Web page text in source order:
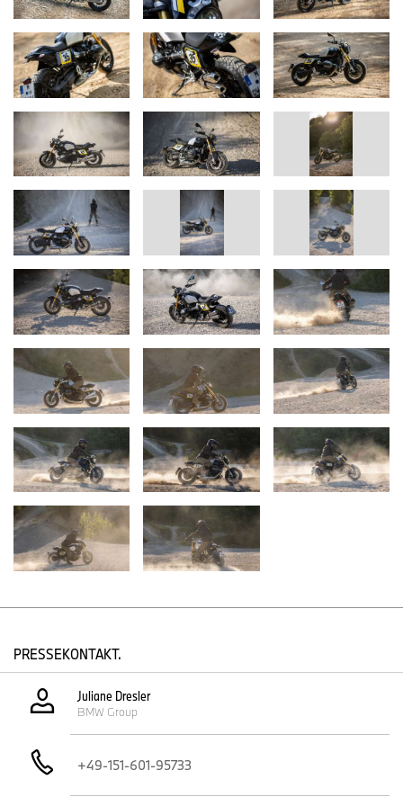
multifunktionale Blinkleuchten.
Cockpitverkleidung Tracker Blackstorm metallic.
Startnummerntafel Blackstorm metallic.
Aufkleber-Set Trackerfür Startnummernfelder und
Lampenmaske.
Vorderradabdeckung 17" Blackstorm metallic.
Die Paketumfänge sind auch einzeln erhältlich und bieten in
Verbindung mit weiterem Original BMW Motorrad Zubehör ein
großes Maß an Individualisierung.
Hinweis: Die auf dem Foto abgebildeten Reifen und die Nummer
35 sind nicht Bestandteil des Zubehörpakets The Tracker. Das
Startnummernfeld bietet Raum für individuelle Gestaltung – die
Startnummer selbst wird vom Kunden frei gewählt und
angebracht.
Verfügbarkeit und Umbau.
Das Zubehörpaket The Tracker ist ab dem 28. August 2025
bestellbar und an die
BMW R 12 nineT montierbar. BMW Motorrad empfiehlt die
Umrüstung in einer Fachwerkstatt, am besten bei einem BMW
Motorrad Partner.
Das Zubehörpaket The Tracker verleiht der BMW R 12 nineT einen
unverwechselbaren Charakter und schafft einen
kompromisslosen urbanen Tracker-Look, inspiriert vom rauen Stil
historischer Flat Tracker. Mit markanten Teilen wie der
Cockpitverkleidung und dem Heckabschluss setzt es ein klares
Statement für Individualisten, die sich abseits des Mainstreams
bewegen möchten.
Das Paket ist mit dem Fahrzeug homologiert, sodass keine
idealen Wahl für Motorradliebhaber, die Wert auf Stil und
PRESSEKONTAKT.
Juliane Dresler
BMW Group
+49-151-601-95733